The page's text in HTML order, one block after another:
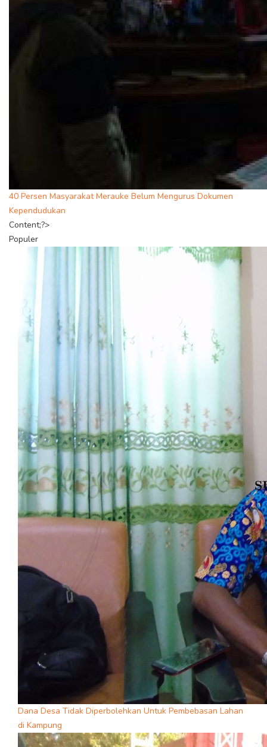
40 Persen Masyarakat Merauke Belum Mengurus Dokumen
Kependudukan
Content;?>
Populer
Dana Desa Tidak Diperbolehkan Untuk Pembebasan Lahan
di Kampung